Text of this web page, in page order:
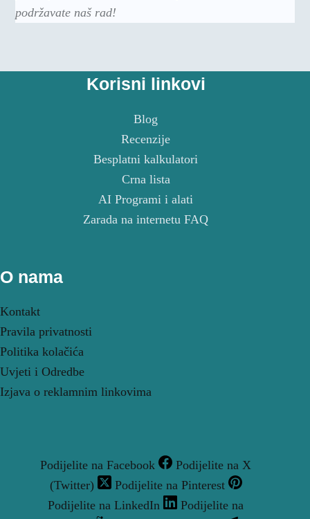
podržavate naš rad!
Korisni linkovi
Blog
Recenzije
Besplatni kalkulatori
Crna lista
AI Programi i alati
Zarada na internetu FAQ
O nama
Kontakt
Pravila privatnosti
Politika kolačića
Uvjeti i Odredbe
Izjava o reklamnim linkovima
Podijelite na Facebook
Podijelite na X
(Twitter)
Podijelite na Pinterest
Podijelite na LinkedIn
Podijelite na